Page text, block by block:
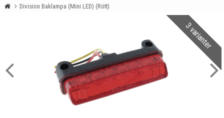
Division Baklampa (Mini LED) (Rött)
3 varianter